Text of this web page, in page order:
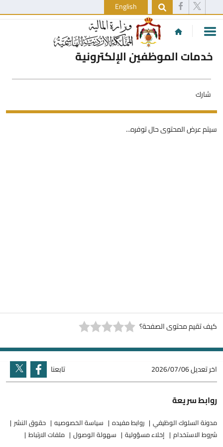
English
خدمات الموظفين الإلكترونية
شارك
سيتم عرض المحتوى حال توفره...
كيف تقيم محتوى الصفحة؟
اخر تعديل2026/07/06 تابعنا
روابط سريعة
مدونة السلوك الوظيفي روابط مفيده سياسة الخصوصيه
حقوق النشر
شروط الاستخدام
إخلاء مسؤولية سهولة الوصول ملفات الارتباط